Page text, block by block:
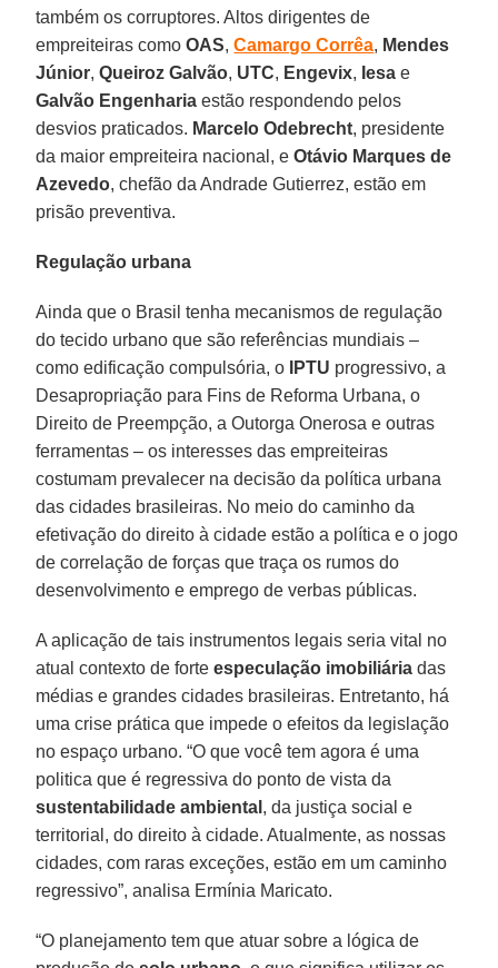
também os corruptores. Altos dirigentes de
empreiteiras comoOAS,Camargo Corrêa, Mendes
Júnior,Queiroz Galvão, UTC, Engevix, Iesa e
Galvão Engenharia estão respondendo pelos
desvios praticados. Marcelo Odebrecht, presidente
da maior empreiteira nacional, eOtávio Marques de
Azevedo, chefão da Andrade Gutierrez, estão em
prisão preventiva.
Regulação urbana
Ainda que o Brasil tenha mecanismos de regulação
do tecido urbano que são referências mundiais –
como edificação compulsória, o
IPTU progressivo, a
Desapropriação para Fins de Reforma Urbana, o
Direito de Preempção, a Outorga Onerosa e outras
ferramentas – os interesses das empreiteiras
costumam prevalecer na decisão da política urbana
das cidades brasileiras. No meio do caminho da
efetivação do direito à cidade estão a política e o jogo
de correlação de forças que traça os rumos do
desenvolvimento e emprego de verbas públicas.
A aplicação de tais instrumentos legais seria vital no
atual contexto de forteespeculação imobiliária das
médias e grandes cidades brasileiras. Entretanto, há
uma crise prática que impede o efeitos da legislação
no espaço urbano. “O que você tem agora é uma
politica que é regressiva do ponto de vista da
sustentabilidade ambiental , da justiça social e
territorial, do direito à cidade. Atualmente, as nossas
cidades, com raras exceções, estão em um caminho
regressivo”, analisa Ermínia Maricato.
“O planejamento tem que atuar sobre a lógica de